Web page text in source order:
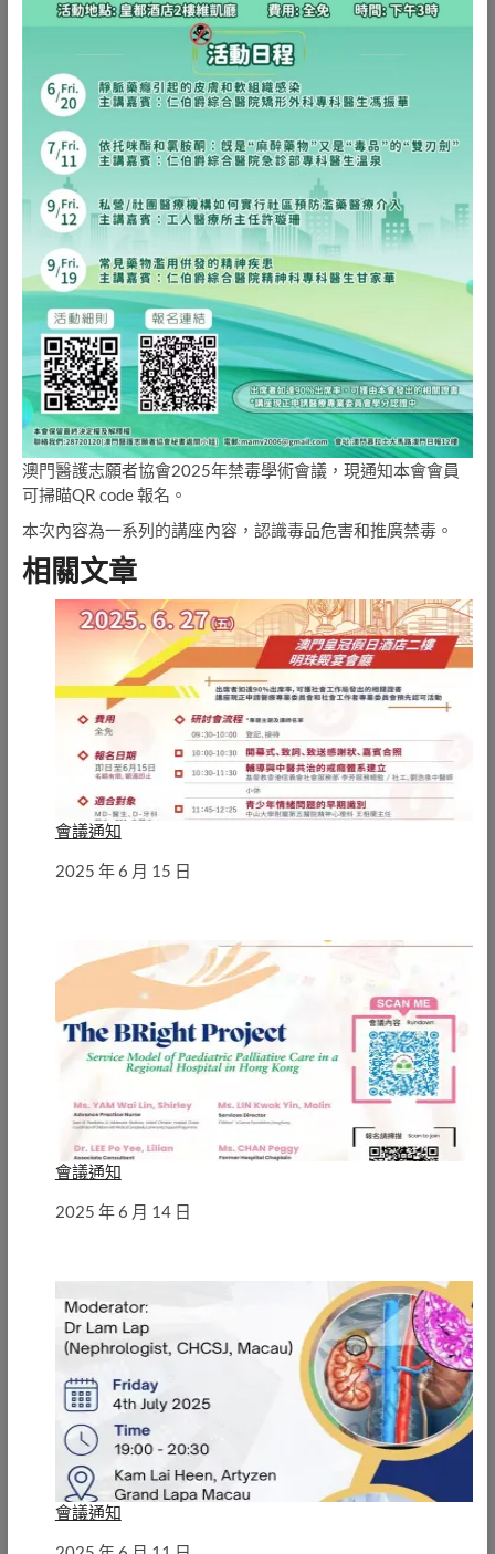
澳門醫護志願者協會2025年禁毒學術會議，現通知本會會員
可掃瞄QR code 報名。
本次內容為一系列的講座內容，認識毒品危害和推廣禁毒。
相關文章
會議通知
日期
2025 年 6 月 15 日
會議通知
日期
2025 年 6 月 14 日
會議通知